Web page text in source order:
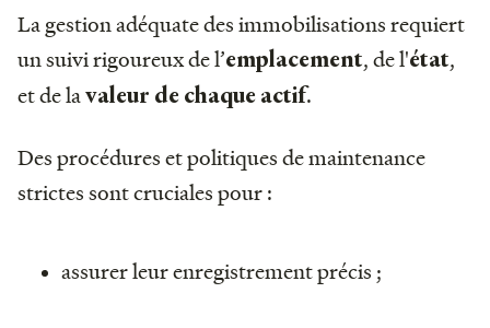
La gestion adéquate des immobilisations requiert
un suivi rigoureux de l’emplacement, de l'état,
et de lavaleur de chaque actif.
Des procédures et politiques de maintenance
strictes sont cruciales pour :
assurer leur enregistrement précis ;